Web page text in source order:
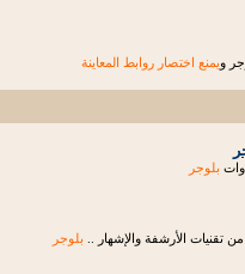
ويمنع اختصار روابط المعاينة
بلوجر
الأرشفة والإشهار .. بلوجر